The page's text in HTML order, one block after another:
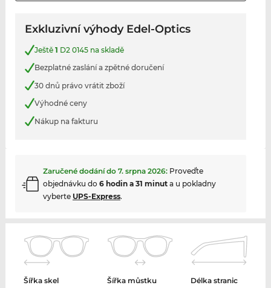
Exkluzivní výhody Edel-Optics
Ještě 1 D2 0145 na skladě
Bezplatné zaslání a zpětné doručení
30 dnů právo vrátit zboží
Výhodné ceny
Nákup na fakturu
Zaručené dodání do 7. srpna 2026: Proveďte
objednávku do 6 hodin a 31 minuta u pokladny
vyberte UPS-Express.
Šířka skel
Šířka můstku
Délka stranic